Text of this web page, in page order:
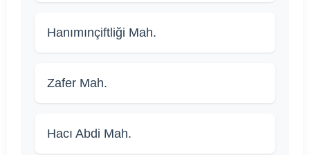
Hanımınçiftliği Mah.
Zafer Mah.
Hacı Abdi Mah.